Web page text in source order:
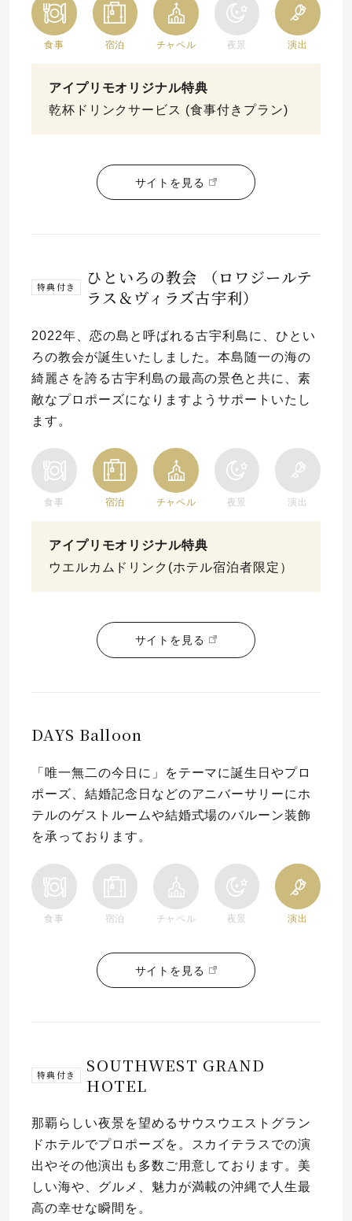
食事 宿泊 チャペル 夜景 演出
アイプリモオリジナル特典
乾杯ドリンクサービス (食事付きプラン)
サイトを見る
特典付き
ひといろの教会 （ロワジールテ
ラス＆ヴィラズ古宇利）
2022年、恋の島と呼ばれる古宇利島に、ひとい
ろの教会が誕生いたしました。本島随一の海の
綺麗さを誇る古宇利島の最高の景色と共に、素
敵なプロポーズになりますようサポートいたし
ます。
食事 宿泊 チャペル 夜景 演出
アイプリモオリジナル特典
ウエルカムドリンク(ホテル宿泊者限定）
サイトを見る
DAYS Balloon
「唯一無二の今日に」をテーマに誕生日やプロ
ポーズ、結婚記念日などのアニバーサリーにホ
テルのゲストルームや結婚式場のバルーン装飾
を承っております。
食事 宿泊 チャペル 夜景 演出
サイトを見る
特典付き
SOUTHWEST GRAND
HOTEL
那覇らしい夜景を望めるサウスウエストグラン
ドホテルでプロポーズを。スカイテラスでの演
出やその他演出も多数ご用意しております。美
しい海や、グルメ、魅力が満載の沖縄で人生最
高の幸せな瞬間を。